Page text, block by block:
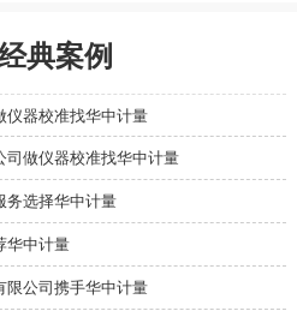
典案例
仪器校准找华中计量
司做仪器校准找华中计量
务选择华中计量
华中计量
限公司携手华中计量